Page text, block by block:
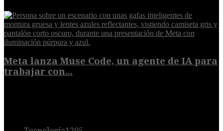
Meta lanza Muse Code, un agente de IA para
trabajar con...